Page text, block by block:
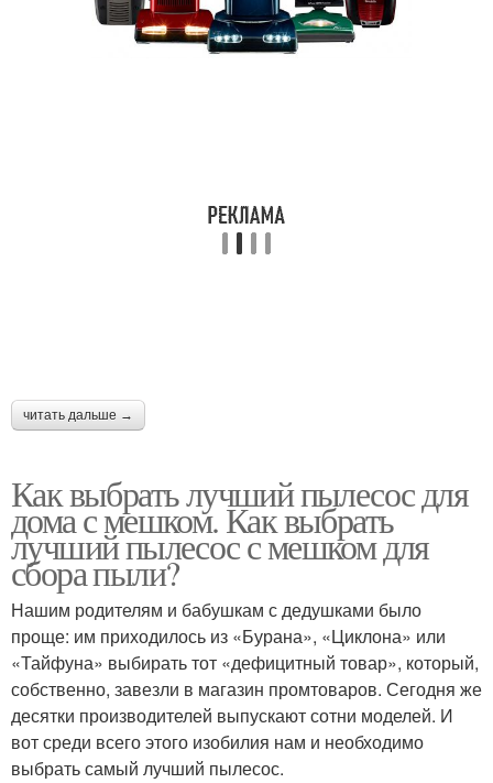
читать дальше →
Как выбрать лучший пылесос для
дома с мешком. Как выбрать
лучший пылесос с мешком для
сбора пыли?
Нашим родителям и бабушкам с дедушками было
проще: им приходилось из «Бурана», «Циклона» или
«Тайфуна» выбирать тот «дефицитный товар», который,
собственно, завезли в магазин промтоваров. Сегодня же
десятки производителей выпускают сотни моделей. И
вот среди всего этого изобилия нам и необходимо
выбрать самый лучший пылесос.